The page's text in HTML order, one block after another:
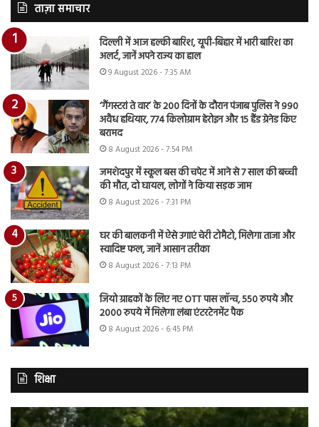
ताज़ा समाचार
दिल्ली में आज हल्की बारिश, यूपी-बिहार में भारी बारिश का
अलर्ट, जानें अपने राज्य का हाल
9 August 2026 - 7:35 AM
‘गैंगस्टरां ते वार’ के 200 दिनों के दौरान पंजाब पुलिस ने 990
अवैध हथियार, 774 किलोग्राम हेरोइन और 15 हैंड ग्रेनेड किए
बरामद
8 August 2026 - 7:54 PM
जमशेदपुर में स्कूल बस की चपेट में आने से 7 साल की बच्ची
की मौत, दो घायल, लोगों ने किया सड़क जाम
8 August 2026 - 7:31 PM
घर की बालकनी में ऐसे उगाएं चेरी टोमैटो, मिलेगा ताजा और
स्वादिष्ट फल, जानें आसान तरीका
8 August 2026 - 7:13 PM
जियो ग्राहकों के लिए नए OTT पास लॉन्च, 550 रुपये और
2000 रुपये में मिलेगा लंबा एंटरटेनमेंट पैक
8 August 2026 - 6:45 PM
शिक्षा